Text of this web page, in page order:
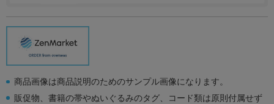
商品画像は商品説明のためのサンプル画像になります。
販促物、書籍の帯やぬいぐるみのタグ、コード類は原則付属せず